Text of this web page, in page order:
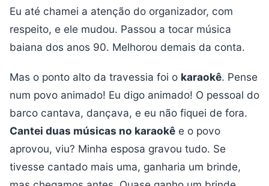
Eu até chamei a atenção do organizador, com
respeito, e ele mudou. Passou a tocar música
baiana dos anos 90. Melhorou demais da conta.
Mas o ponto alto da travessia foi o karaokê. Pense
num povo animado! Eu digo animado! O pessoal do
barco cantava, dançava, e eu não fiquei de fora.
Cantei duas músicas no karaokê e o povo
aprovou, viu? Minha esposa gravou tudo. Se
tivesse cantado mais uma, ganharia um brinde,